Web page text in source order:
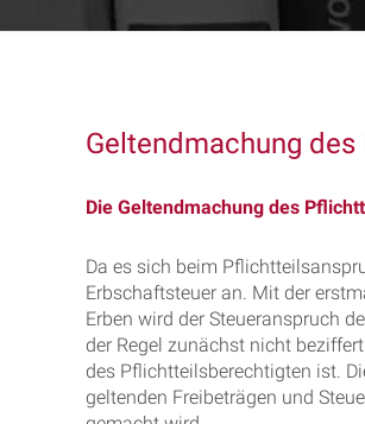
Geltendmachung
Die Geltendmachung des
Da es sich beim
Erbschaftsteuer an. Mit der
Erben wird der Steueranspruch
der Regel zunächst nicht
des Pflichtteilsberechtigten ist.
geltenden Freibeträgen und